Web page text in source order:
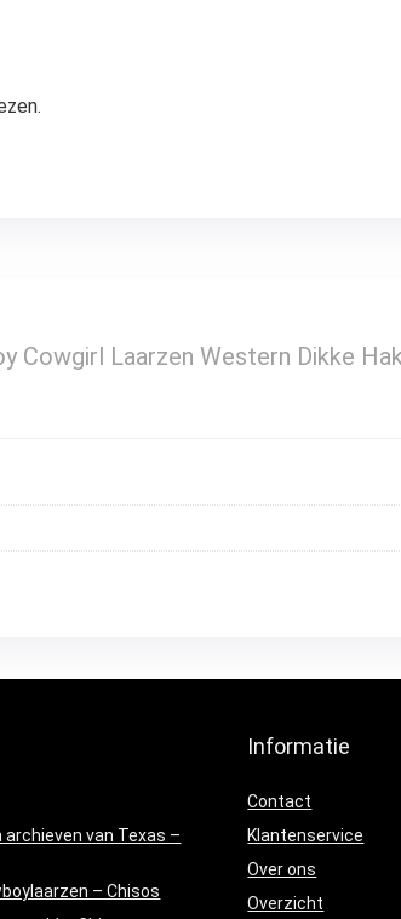
Cowgirl Laarzen Western Dikke
archieven van Texas –
– Chisos
Informatie
Contact
Klantenservice
Over ons
Overzicht